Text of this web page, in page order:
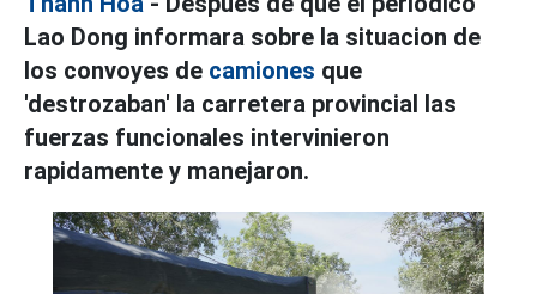
Lao Dong informara sobre la situacion de
los convoyes de camiones que
'destrozaban' la carretera provincial las
fuerzas funcionales intervinieron
rapidamente y manejaron.